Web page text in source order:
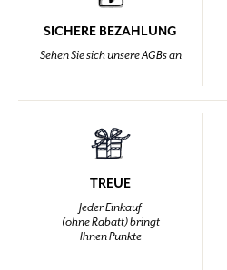
SICHERE BEZAHLUNG
Sehen Sie sich unsere AGBs an
TREUE
Jeder Einkauf
(ohne Rabatt) bringt
Ihnen Punkte